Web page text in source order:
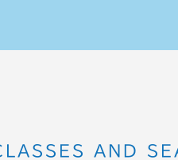
AND